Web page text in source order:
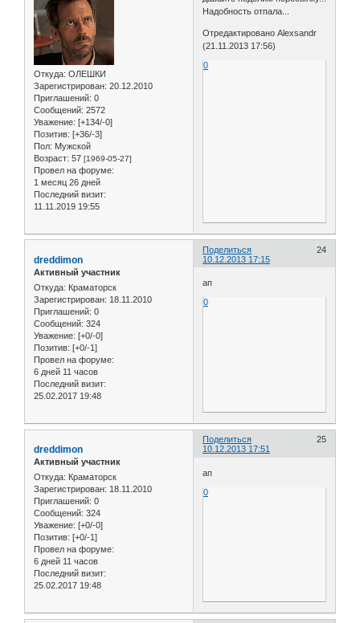
Откуда: ОЛЕШКИ
Зарегистрирован: 20.12.2010
Приглашений: 0
Сообщений: 2572
Уважение: [+134/-0]
Позитив: [+36/-3]
Пол: Мужской
Возраст: 57 [1969-05-27]
Провел на форуме:
1 месяц 26 дней
Последний визит:
11.11.2019 19:55
Надобность отпала...
Отредактировано Alexsandr
(21.11.2013 17:56)
0
Поделиться
24
10.12.2013 17:15
dreddimon
Активный участник
Откуда: Краматорск
Зарегистрирован: 18.11.2010
Приглашений: 0
Сообщений: 324
Уважение: [+0/-0]
Позитив: [+0/-1]
Провел на форуме:
6 дней 11 часов
Последний визит:
25.02.2017 19:48
ап
0
Поделиться
25
10.12.2013 17:51
dreddimon
Активный участник
Откуда: Краматорск
Зарегистрирован: 18.11.2010
Приглашений: 0
Сообщений: 324
Уважение: [+0/-0]
Позитив: [+0/-1]
Провел на форуме:
6 дней 11 часов
Последний визит:
25.02.2017 19:48
ап
0